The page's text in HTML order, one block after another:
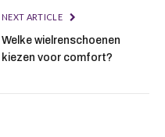
NEXT ARTICLE
Welke wielrenschoenen
kiezen voor comfort?